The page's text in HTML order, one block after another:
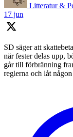
Litteratur &
17 jun
SD säger att
när fester delas upp,
går till förbränning
reglerna och låt